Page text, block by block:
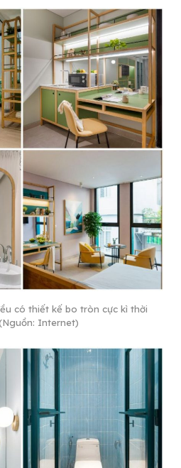
có thiết kế bo tròn cực kì thời
Internet)